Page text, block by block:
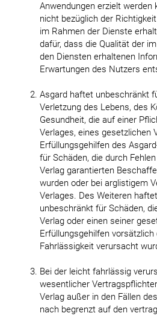
Anwendungen erzielt werden
nicht bezüglich der
im Rahmen der Dienste
dafür, dass die Qualität der
den Diensten erhaltenen
Erwartungen des Nutzers
Asgard haftet unbeschränkt
Verletzung des Lebens, des
Gesundheit, die auf einer
Verlages, eines gesetzlichen
Erfüllungsgehilfen des
für Schäden, die durch
Verlag garantierten
wurden oder bei arglistigem
Verlages. Des Weiteren
unbeschränkt für Schäden,
Verlag oder einen seiner
Erfüllungsgehilfen
Fahrlässigkeit verursacht
Bei der leicht fahrlässig
wesentlicher
Verlag außer in den Fällen
nach begrenzt auf den